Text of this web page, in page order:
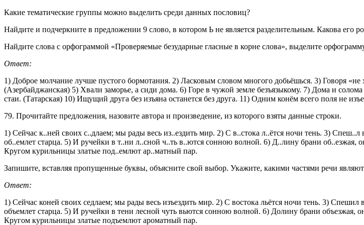
Какие тематические группы можно выделить среди данных пословиц?
Найдите и подчеркните в предложении 9 слово, в котором Ь не является разделительным. Какова его
Найдите слова с орфограммой «Проверяемые безударные гласные в корне слова», выделите
Ответ:
1) Доброе молчание лучше пустого бормотания. 2) Ласковым словом многого добьёшься. 3) Говоря «не
(Азербайджанская) 5) Хвали заморье, а сиди дома. 6) Горе в чужой земле безъязыкому. 7) Дома и
стаи. (Татарская) 10) Ищущий друга без изъяна останется без друга. 11) Одним конём всего поля не
79. Прочитайте предложения, назовите автора и произведение, из которого взяты данные строки.
1) Сейчас к..ней своих с..длаем; мы рады весь из..ездить мир. 2) С в..стока л..ётся ночи тень. 3)
об..емлет старца. 5) И ручейки в т..ни л..сной ч..ть в..ются сонною волной. 6) Д..лину брани об..езжая,
Кругом курильницы златые под..емлют ар..матный пар.
Запишите, вставляя пропущенные буквы, объясните свой выбор. Укажите, какими частями речи
Ответ:
1) Сейчас коней своих седлаем; мы рады весь изъездить мир. 2) С востока льётся ночи тень. 3)
объемлет старца. 5) И ручейки в тени лесной чуть вьются сонною волной. 6) Долину брани объезжая,
Кругом курильницы златые подъемлют ароматный пар.